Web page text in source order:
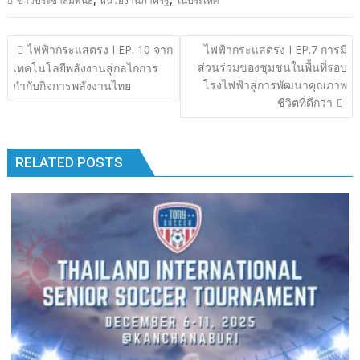
e
b
o
o
itt
er
e m
bl
r
k
e
dI
p
y
Li
n
k
ar
e
แนะแนว
เรื่อง
ไฟฟ้ากระแสตรง I EP. 10 จาก
เทคโนโลยีพลังงานสู่กลไกการ
กำกับกิจการพลังงานไทย
ไฟฟ้ากระแสตรง I EP.7 การมี
ส่วนร่วมของชุมชนในพื้นที่รอบ
โรงไฟฟ้าสู่การพัฒนาคุณภาพ
ชีวิตที่ดีกว่า
RELATED POSTS